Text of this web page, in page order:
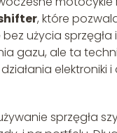
, które
użycia sprzęgła
gazu, ale ta
elektroniki
sprzęgła